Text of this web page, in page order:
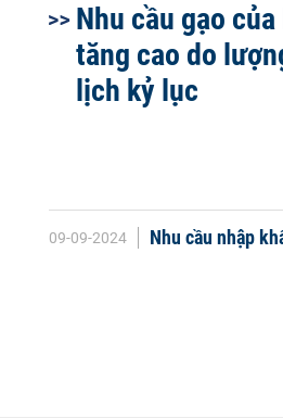
Nhu cầu gạo
tăng cao do
lịch kỷ lục
09-09-2024 Nhu cầu nhập